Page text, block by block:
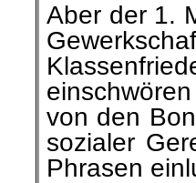
Aber der 1.
von den
sozialer
Phrasen